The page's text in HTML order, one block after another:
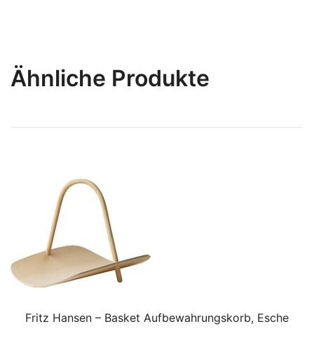
Ähnliche Produkte
Fritz Hansen – Basket Aufbewahrungskorb, Esche